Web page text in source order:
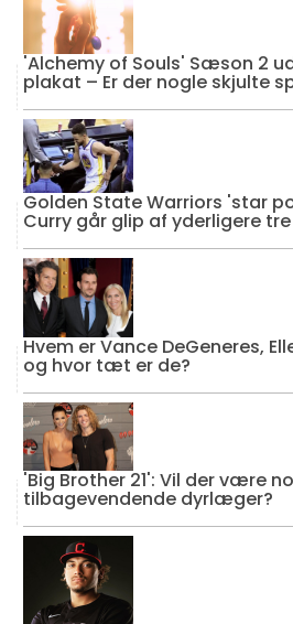
'Alchemy of Souls' Sæson 2
plakat – Er der nogle skjulte
Golden State Warriors 'star
Curry går glip af yderligere
Hvem er Vance DeGeneres,
og hvor tæt er de?
'Big Brother 21': Vil der være
tilbagevendende dyrlæger?